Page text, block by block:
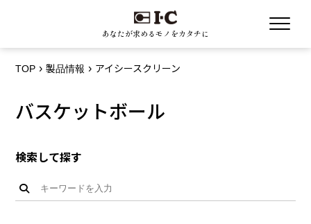
あなたが求めるモノをカタチに
TOP 製品情報 アイシースクリーン
バスケットボール
検索して探す